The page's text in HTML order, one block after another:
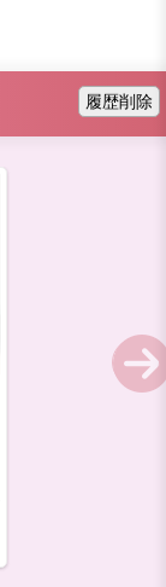
履歴削除